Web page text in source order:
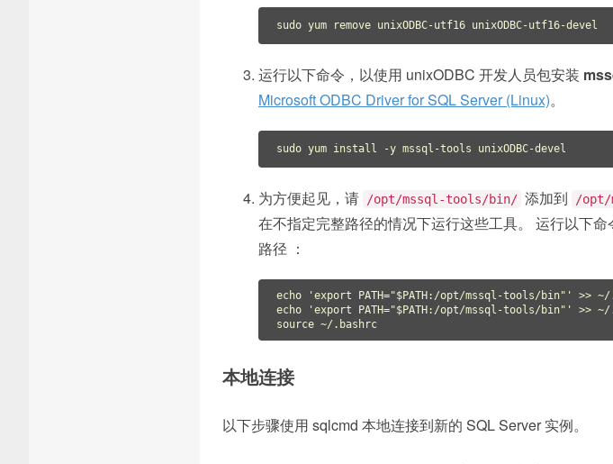
运行以下命令，以使用 unixODBC 开发人员包安装
Microsoft ODBC Driver for SQL Server (Linux)。
为方便起见，请 /opt/mssql-tools/bin/ 添加到 /opt/
在不指定完整路径的情况下运行这些工具。 运行以下
路径 ：
echo 'export PATH="$PATH:/opt/mssql-tools/bin"'
echo
'export PATH="$PATH:/opt/mssql-tools/bin"'
source ~/.bashrc
本地连接
以下步骤使用 sqlcmd 本地连接到新的 SQL Server 实例。